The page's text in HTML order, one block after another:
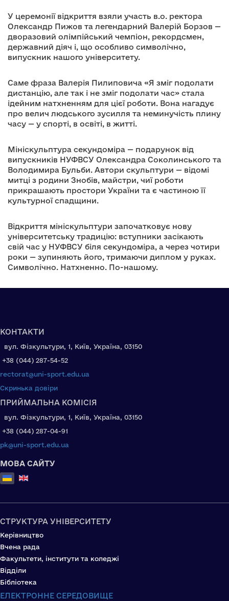
У церемонії відкриття взяли участь в.о. ректора
Олександр Пижов та легендарний Валерій Борзов —
дворазовий олімпійський чемпіон, рекордсмен,
державний діяч і, що особливо символічно,
випускник нашого університету.
Саме фраза Валерія Пилиповича «Я зміг подолати
дистанцію, але так і не зміг подолати час» стала
ідейним натхненням для цієї роботи. Вона нагадує
про велич людського зусилля та неминучість плину
часу — у спорті, в освіті, в житті.
Мініскульптура секундоміра — подарунок від
випускників НУФВСУ Олександра Соколинського та
Володимира Бульби. Автори скульптури — відомі
митці з родини Знобів, майстри, чиї роботи
прикрашають простори України та є частиною її
культурної спадщини.
Відкриття мініскульптури започатковує нову
університетську традицію: вступники засікають
свій час у НУФВСУ біля секундоміра, а через чотири
роки — зупиняють його, тримаючи диплом у руках.
Символічно. Натхненно. По-нашому.
КОНТАКТИ
вул. Фізкультури, 1, Київ, Україна, 03150
+38 (044) 287-54-52
rectorat@uni-sport.edu.ua
Скринька довіри
ПРИЙМАЛЬНА КОМІСІЯ
вул. Фізкультури, 1, Київ, Україна, 03150
+38 (044) 287-04-91
pk@uni-sport.edu.ua
МОВА САЙТУ
Оберіть свою мову
СТРУКТУРА УНІВЕРСИТЕТУ
Керівництво
Вчена рада
Факультети, інститути та коледжі
Відділи
Бібліотека
ЕЛЕКТРОННЕ СЕРЕДОВИЩЕ